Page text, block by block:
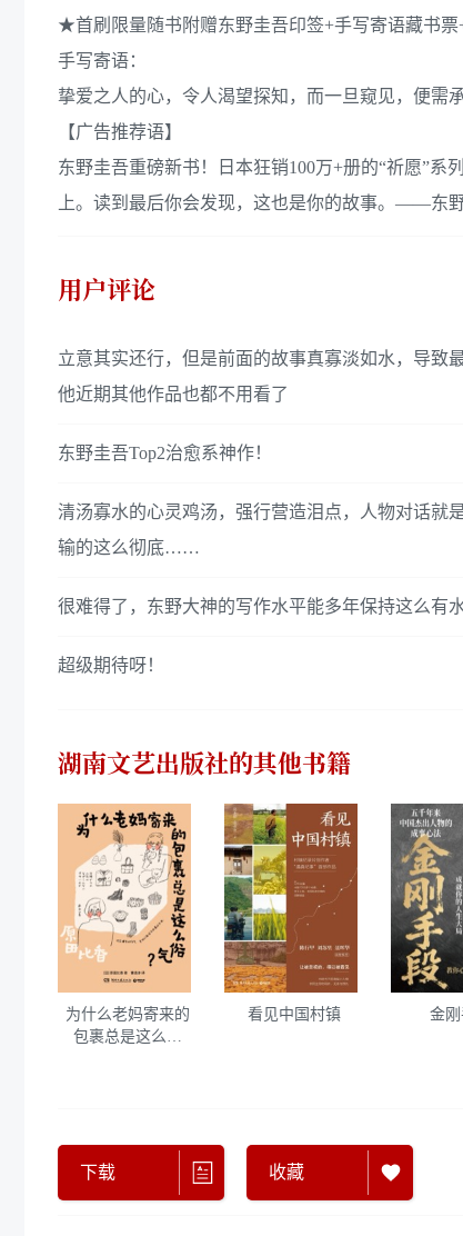
★首刷限量随书附赠东野圭吾印签+手写寄语藏书票
手写寄语：
挚爱之人的心，令人渴望探知，而一旦窥见，便
【广告推荐语】
东野圭吾重磅新书！日本狂销100万+册的“祈愿”
上。读到最后你会发现，这也是你的故事。——东
用户评论
立意其实还行，但是前面的故事真寡淡如水，导致
他近期其他作品也都不用看了
东野圭吾Top2治愈系神作！
清汤寡水的心灵鸡汤，强行营造泪点，人物对话就
输的这么彻底……
很难得了，东野大神的写作水平能多年保持这么有
超级期待呀！
湖南文艺出版社的其他书籍
为什么老妈寄来的
包裹总是这么俗
看见中国村镇 金
下载 收藏